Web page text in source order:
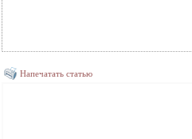
Напечатать статью